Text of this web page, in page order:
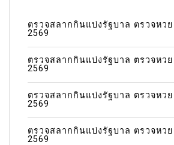
ตรวจสลากกินแบ่งรัฐบาล ตรวจหว
2569
ตรวจสลากกินแบ่งรัฐบาล ตรวจหว
2569
ตรวจสลากกินแบ่งรัฐบาล ตรวจหว
2569
ตรวจสลากกินแบ่งรัฐบาล ตรวจหว
2569